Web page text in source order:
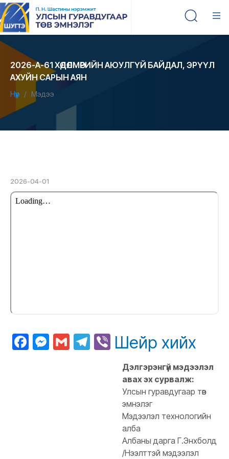
2026-А-61 ХӨДӨЛМӨРИЙН АЮУЛГҮЙ БАЙДАЛ, ЭРҮҮЛ
АХУЙН САРЫН АЯН
Нүүр Мэдээ
2026-04-01
Facebook
Messenger
GmailTelegram
Viber
Шейр хийх
Дэлгэрэнгүй мэдээлэл
авах эх сурвалж:
Улсын гуравдугаар төв
эмнэлэг
Мэдээлэл технологийн
алба
Албаны дарга Г.Энхболд
/Нээлттэй мэдээлэл